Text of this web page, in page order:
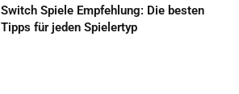
Switch Spiele Empfehlung: Die besten
Tipps für jeden Spielertyp